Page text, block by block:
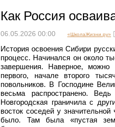
Как Россия
06.05.2026 00:00 «ШколаЖизни.ру»
История освоения Сибири
процесс. Начинался он около
завершения. Наверное,
первого, начале второго
повольников. В Господине
весьма распространено.
Новгородская граничила с
восток соседей у
было. Там была «пустая